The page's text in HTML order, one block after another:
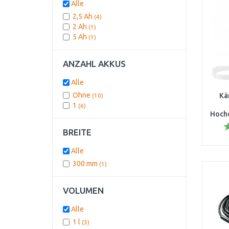
l/h/
Alle
2,5 Ah (4)
2 Ah (1)
5 Ah (1)
ANZAHL AKKUS
Alle
Ohne (10)
1 (6)
BREITE
Alle
300 mm (1)
VOLUMEN
Alle
1 l (3)